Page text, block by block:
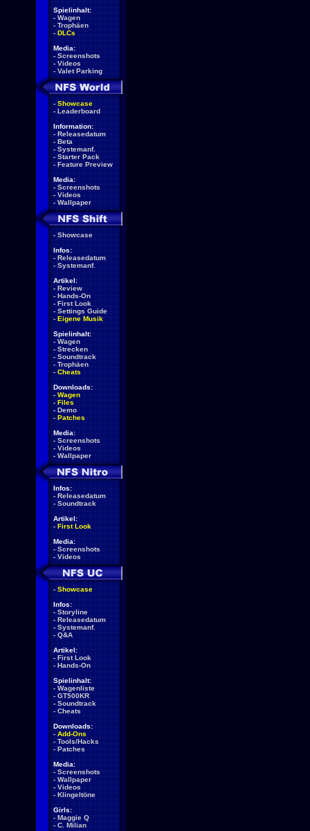
Spielinhalt:
- Wagen
- Trophäen
- DLCs
Media:
- Screenshots
- Videos
- Valet Parking
- Showcase
- Leaderboard
Information:
- Releasedatum
- Beta
- Systemanf.
- Starter Pack
- Feature Preview
Media:
- Screenshots
- Videos
- Wallpaper
- Showcase
Infos:
- Releasedatum
- Systemanf.
Artikel:
- Review
- Hands-On
- First Look
- Settings Guide
- Eigene Musik
Spielinhalt:
- Wagen
- Strecken
- Soundtrack
- Trophäen
- Cheats
Downloads:
- Wagen
- Files
- Demo
- Patches
Media:
- Screenshots
- Videos
- Wallpaper
Infos:
- Releasedatum
- Soundtrack
Artikel:
- First Look
Media:
- Screenshots
- Videos
- Showcase
Infos:
- Storyline
- Releasedatum
- Systemanf.
- Q&A
Artikel:
- First Look
- Hands-On
Spielinhalt:
- Wagenliste
- GT500KR
- Soundtrack
- Cheats
Downloads:
- Add-Ons
- Tools/Hacks
- Patches
Media:
- Screenshots
- Wallpaper
- Videos
- Klingeltöne
Girls:
- Maggie Q
- C. Milian